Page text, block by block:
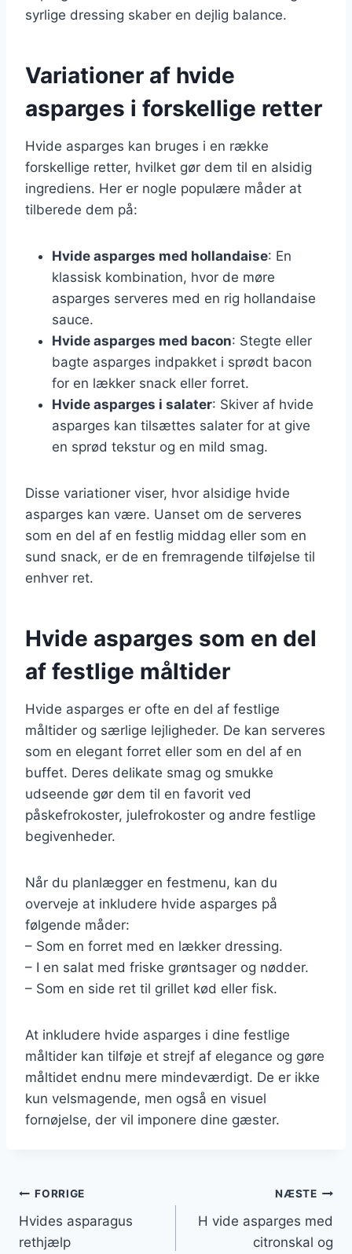
syrlige dressing skaber en dejlig balance.
Variationer af hvide
asparges i forskellige retter
Hvide asparges kan bruges i en række
forskellige retter, hvilket gør dem til en alsidig
ingrediens. Her er nogle populære måder at
tilberede dem på:
Hvide asparges med hollandaise: En
klassisk kombination, hvor de møre
asparges serveres med en rig hollandaise
sauce.
Hvide asparges med bacon: Stegte eller
bagte asparges indpakket i sprødt bacon
for en lækker snack eller forret.
Hvide asparges i salater: Skiver af hvide
asparges kan tilsættes salater for at give
en sprød tekstur og en mild smag.
Disse variationer viser, hvor alsidige hvide
asparges kan være. Uanset om de serveres
som en del af en festlig middag eller som en
sund snack, er de en fremragende tilføjelse til
enhver ret.
Hvide asparges som en del
af festlige måltider
Hvide asparges er ofte en del af festlige
måltider og særlige lejligheder. De kan serveres
som en elegant forret eller som en del af en
buffet. Deres delikate smag og smukke
udseende gør dem til en favorit ved
påskefrokoster, julefrokoster og andre festlige
begivenheder.
Når du planlægger en festmenu, kan du
overveje at inkludere hvide asparges på
følgende måder:
– Som en forret med en lækker dressing.
– I en salat med friske grøntsager og nødder.
– Som en side ret til grillet kød eller fisk.
At inkludere hvide asparges i dine festlige
måltider kan tilføje et strejf af elegance og gøre
måltidet endnu mere mindeværdigt. De er ikke
kun velsmagende, men også en visuel
fornøjelse, der vil imponere dine gæster.
Indlægsnavigation
FORRIGE
Hvides asparagus
rethjælp
NÆSTE
H vide asparges med
citronskal og